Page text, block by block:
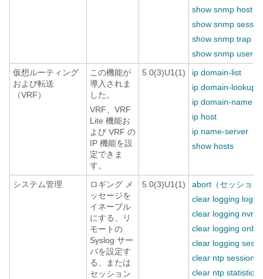
show snmp host
show snmp
show snmp trap
show snmp user
仮想ルーティング
および転送
（VRF）
この機能が
導入されま
した。
VRF、VRF
Lite 機能お
よび VRF の
IP 機能を設
定できま
す。
5.0(3)U1(1)
ip domain-list
ip domain-lookup
ip domain-name
ip host
ip name-server
show hosts
システム管理
ロギング メ
ッセージを
イネーブル
にする、リ
モートの
Syslog サー
バを設定す
る、または
セッション
5.0(3)U1(1)
abort（セッション
clear logging logfile
clear logging
clear logging
clear logging
clear ntp session
clear ntp statistics